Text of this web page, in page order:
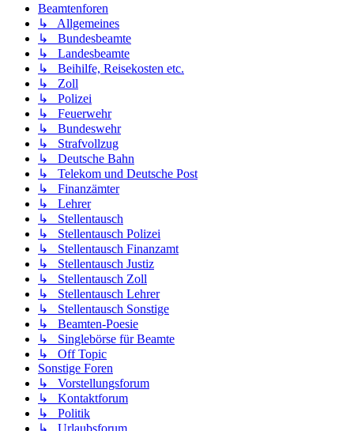
Beamtenforen
↳ Allgemeines
↳ Bundesbeamte
↳ Landesbeamte
↳ Beihilfe, Reisekosten etc.
↳ Zoll
↳ Polizei
↳ Feuerwehr
↳ Bundeswehr
↳ Strafvollzug
↳ Deutsche Bahn
↳ Telekom und Deutsche Post
↳ Finanzämter
↳ Lehrer
↳ Stellentausch
↳ Stellentausch Polizei
↳ Stellentausch Finanzamt
↳ Stellentausch Justiz
↳ Stellentausch Zoll
↳ Stellentausch Lehrer
↳ Stellentausch Sonstige
↳ Beamten-Poesie
↳ Singlebörse für Beamte
↳ Off Topic
Sonstige Foren
↳ Vorstellungsforum
↳ Kontaktforum
↳ Politik
↳ Urlaubsforum